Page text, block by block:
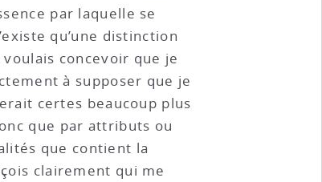
par laquelle se
qu’une distinction
concevoir que je
à supposer que je
certes beaucoup plus
que par attributs ou
que contient la
clairement qui me